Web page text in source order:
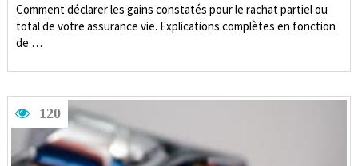
Comment déclarer les gains constatés pour le rachat partiel ou
total de votre assurance vie. Explications complètes en fonction
de …
120